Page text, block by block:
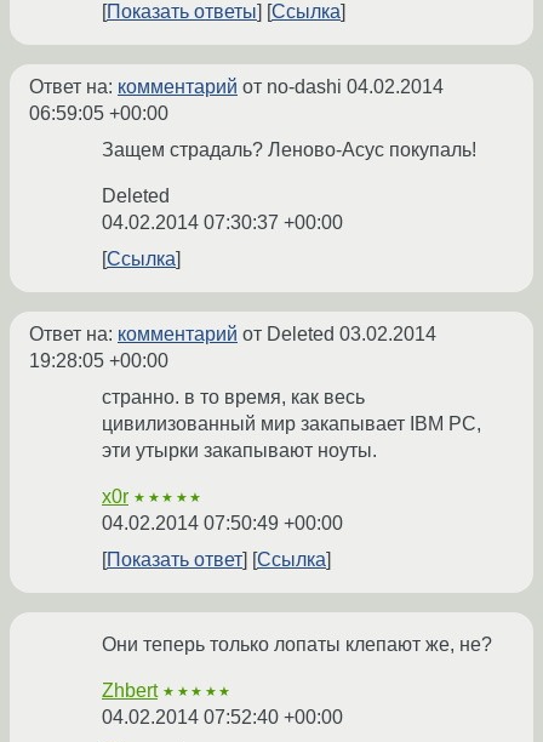
Показать ответы
Ссылка
Ответ на: комментарий от no-dashi 04.02.2014
06:59:05 +00:00
Защем страдаль? Леново-Асус покупаль!
Deleted
04.02.2014 07:30:37 +00:00
Ссылка
Ответ на: комментарий от Deleted 03.02.2014
19:28:05 +00:00
странно. в то время, как весь
цивилизованный мир закапывает IBM PC,
эти утырки закапывают ноуты.
x0r ★★★★★
04.02.2014 07:50:49 +00:00
Показать ответ
Ссылка
Они теперь только лопаты клепают же, не?
Zhbert ★★★★★
04.02.2014 07:52:40 +00:00